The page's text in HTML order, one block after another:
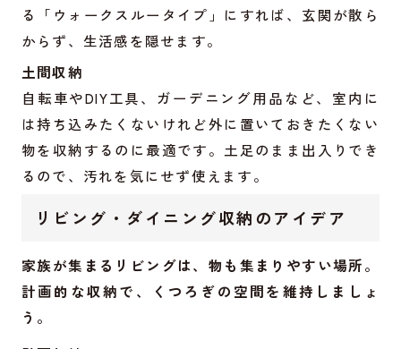
る「ウォークスルータイプ」にすれば、玄関が散ら
からず、生活感を隠せます。
土間収納
自転車やDIY工具、ガーデニング用品など、室内に
は持ち込みたくないけれど外に置いておきたくない
物を収納するのに最適です。土足のまま出入りでき
るので、汚れを気にせず使えます。
リビング・ダイニング収納のアイデア
家族が集まるリビングは、物も集まりやすい場所。
計画的な収納で、くつろぎの空間を維持しましょ
う。